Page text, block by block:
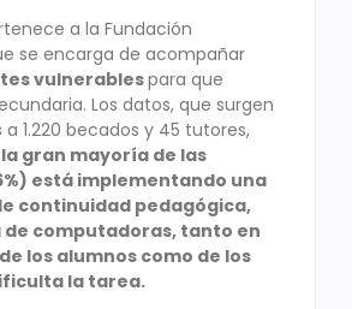
a la Fundación
se encarga de acompañar
vulnerablespara que
Los datos, que surgen
1.220 becados y 45 tutores,
la gran mayoría de las
está implementando una
continuidad pedagógica,
computadoras, tanto en
los alumnos como de los
la tarea.